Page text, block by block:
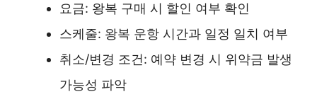
요금: 왕복 구매 시 할인 여부 확인
스케줄: 왕복 운항 시간과 일정 일치 여부
취소/변경 조건: 예약 변경 시 위약금 발생
가능성 파악